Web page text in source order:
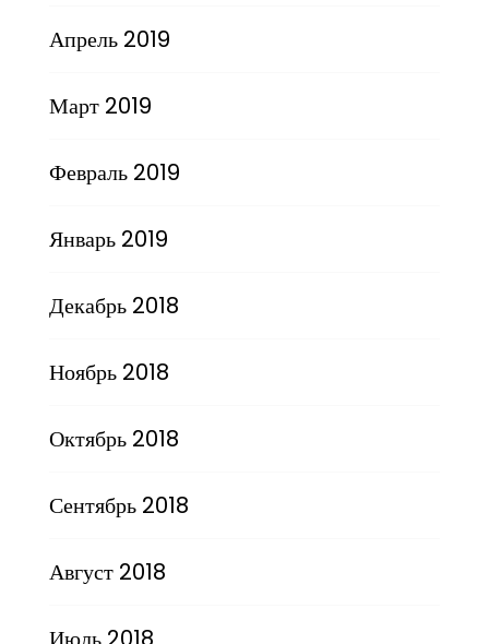
Апрель 2019
Март 2019
Февраль 2019
Январь 2019
Декабрь 2018
Ноябрь 2018
Октябрь 2018
Сентябрь 2018
Август 2018